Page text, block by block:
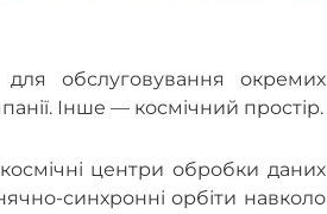
обслуговування окремих
Інше — космічний простір.
центри обробки даних
синхронні орбіти навколо